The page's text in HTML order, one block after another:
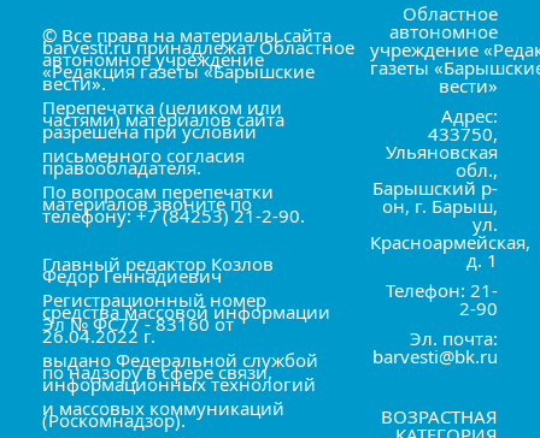
© Все права на материалы сайта
barvesti.ru принадлежат Областное
автономное учреждение
«Редакция газеты «Барышские
вести».
Перепечатка (целиком или
частями) материалов сайта
разрешена при условии
письменного согласия
правообладателя.
По вопросам перепечатки
материалов звоните по
телефону: +7 (84253) 21-2-90.
Главный редактор Козлов
Фёдор Геннадиевич
Регистрационный номер
средства массовой информации
Эл № ФС77 - 83160 от
26.04.2022 г.
выдано Федеральной службой
по надзору в сфере связи,
информационных технологий
и массовых коммуникаций
(Роскомнадзор).
Областное
автономное
учреждение
газеты
вести»
Адрес:
433750,
Ульяновская
обл.,
Барышский р-
он, г. Барыш,
ул.
Красноармейская,
д. 1
Телефон: 21-
2-90
Эл. почта:
barvesti@bk.ru
ВОЗРАСТНАЯ